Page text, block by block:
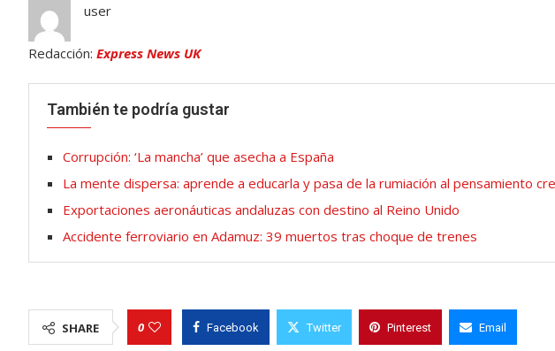
user
Redacción: Express News UK
También te podría gustar
Corrupción: ‘La mancha’ que asecha a España
La mente dispersa: aprende a educarla y pasa de la rumiación al pensamiento
Exportaciones aeronáuticas andaluzas con destino al Reino Unido
Accidente ferroviario en Adamuz: 39 muertos tras choque de trenes
SHARE 0 Facebook Twitter Pinterest Email